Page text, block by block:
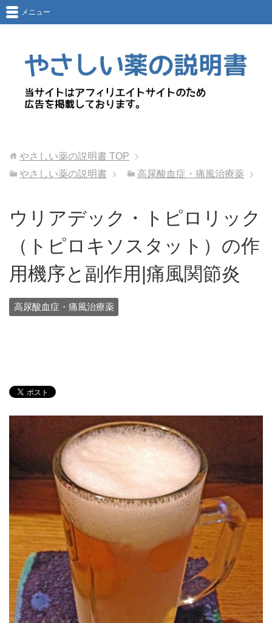
メニュー
やさしい薬の説明書 TOP
やさしい薬の説明書
高尿酸血症・痛風治療薬
ウリアデック・トピロリック
（トピロキソスタット）の作
用機序と副作用|痛風関節炎
高尿酸血症・痛風治療薬